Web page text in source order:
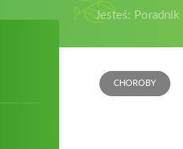
Jesteś: Poradnik
CHOROBY